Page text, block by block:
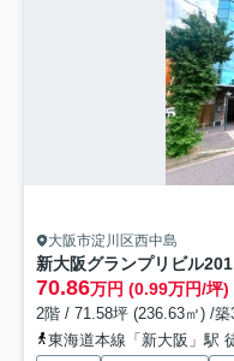
大阪市淀川区西中島
新大阪グランプリビル201
70.86万円 (0.99万円/坪)
2階 / 71.58坪 (236.63㎡) /築
東海道本線「新大阪」駅